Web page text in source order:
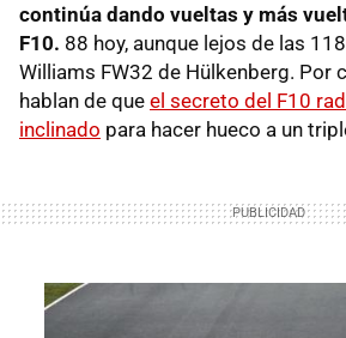
continúa dando vueltas y más
F10. 88 hoy, aunque lejos de las
Williams FW32 de Hülkenberg. Por
hablan de que el secreto del F10
inclinado para hacer hueco a un